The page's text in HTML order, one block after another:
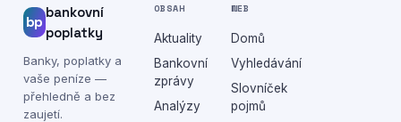
bp
bankovní
poplatky
Banky, poplatky a
vaše peníze —
přehledně a bez
zaujetí.
OBSAH
Aktuality
Bankovní
zprávy
Analýzy
WEB
Domů
Vyhledávání
Slovníček
pojmů